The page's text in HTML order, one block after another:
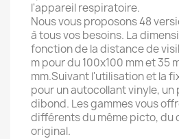
l'appareil respiratoire.
Nous vous proposons 48
à tous vos besoins. La
fonction de la distance de
m pour du 100x100 mm et 35
mm.Suivant l'utilisation et la
pour un autocollant vinyle, un
dibond. Les gammes vous
différents du même picto, du
original.